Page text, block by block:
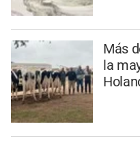
Más
la